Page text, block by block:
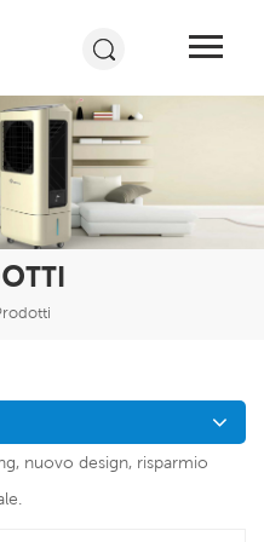
nuovo design, risparmio